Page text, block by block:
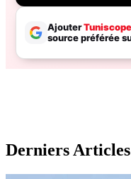
Derniers Articles